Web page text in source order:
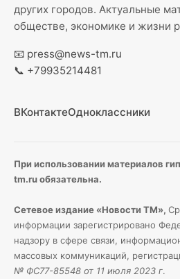
других городов. Актуальные
обществе, экономике и жизни
📧 press@news-tm.ru
📞 +79935214481
ВКонтактеОдноклассники
При использовании материалов
tm.ru обязательна.
Сетевое издание «Новости ТМ»,
информации зарегистрировано
надзору в сфере связи,
массовых коммуникаций,
№ ФС77-85548 от 11 июля 2023 г.